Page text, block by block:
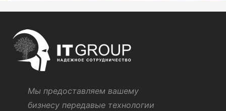
Мы предоставляем вашему
бизнесу передавые технологии